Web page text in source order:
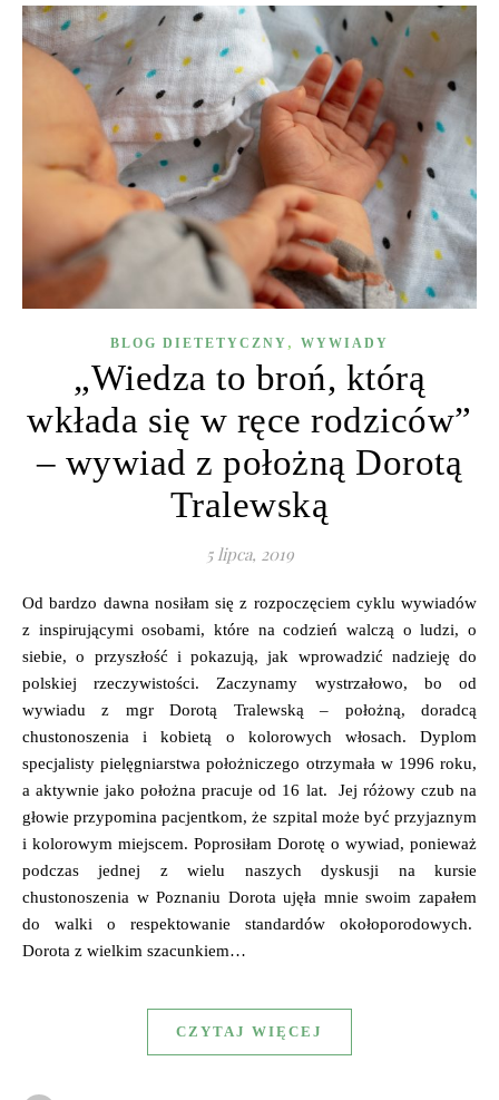
BLOG DIETETYCZNY , WYWIADY
„Wiedza to broń, którą
wkłada się w ręce rodziców”
– wywiad z położną Dorotą
Tralewską
5 lipca, 2019
Od bardzo dawna nosiłam się z rozpoczęciem cyklu wywiadów
z inspirującymi osobami, które na codzień walczą o ludzi, o
siebie, o przyszłość i pokazują, jak wprowadzić nadzieję do
polskiej rzeczywistości. Zaczynamy wystrzałowo, bo od
wywiadu z mgr Dorotą Tralewską – położną, doradcą
chustonoszenia i kobietą o kolorowych włosach. Dyplom
specjalisty pielęgniarstwa położniczego otrzymała w 1996 roku,
a aktywnie jako położna pracuje od 16 lat. Jej różowy czub na
głowie przypomina pacjentkom, że szpital może być przyjaznym
i kolorowym miejscem. Poprosiłam Dorotę o wywiad, ponieważ
podczas jednej z wielu naszych dyskusji na kursie
chustonoszenia w Poznaniu Dorota ujęła mnie swoim zapałem
do walki o respektowanie standardów okołoporodowych.
Dorota z wielkim szacunkiem…
CZYTAJ WIĘCEJ